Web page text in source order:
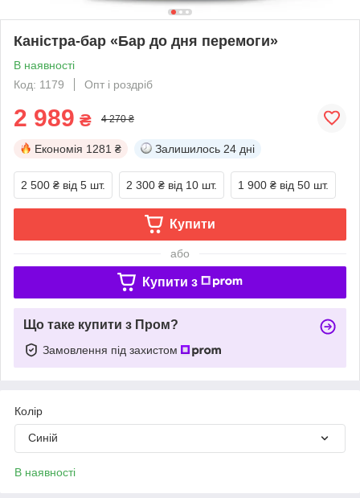
Каністра-бар «Бар до дня перемоги»
В наявності
Код: 1179
Опт і роздріб
2 989 ₴ 4 270 ₴
Економія 1281 ₴ Залишилось 24 дні
2 500 ₴ від 5 шт. 2 300 ₴ від 10 шт. 1 900 ₴ від 50 шт.
Купити
або
Купити з
Що таке купити з Пром?
Замовлення під захистом
Колір
Синій
В наявності